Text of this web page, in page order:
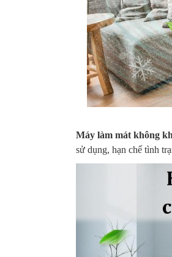
Máy làm mát không
sử dụng, hạn chế tình